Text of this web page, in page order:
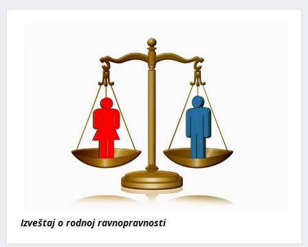
Izveštaj o rodnoj ravnopravnosti